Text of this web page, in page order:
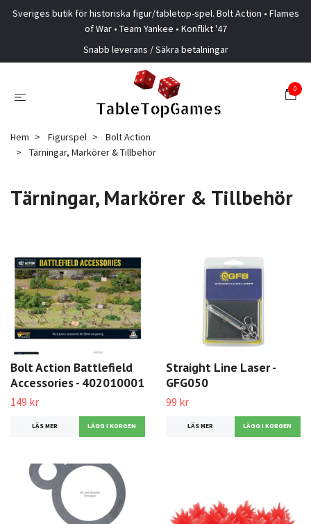
Sveriges butik för historiska figur/tabletop-spel. Bolt Action • Flames
of War • Team Yankee • Konflikt '47
Snabb leverans / Säkra betalningar
0
Hem Figurspel
Bolt Action
Tärningar, Markörer & Tillbehör
Tärningar, Markörer & Tillbehör
Bolt Action Battlefield
Accessories - 402010001
149 kr
LÄS MER
Straight Line Laser -
GFG050
99 kr
LÄS MER